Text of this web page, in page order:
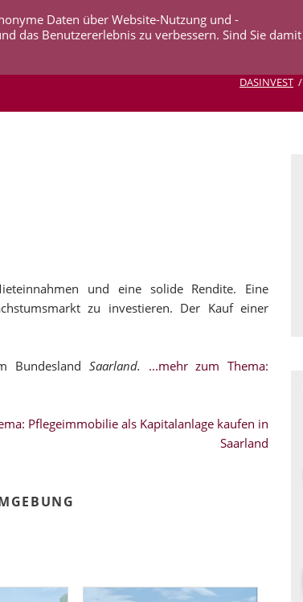
Daten über Website-Nutzung und -
das Benutzererlebnis zu verbessern. Sind Sie damit
SERVICE KOOPERATION
DASINVEST
und eine solide Rendite. Eine
zu investieren. Der Kauf einer
Bundesland Saarland. ...mehr zum Thema:
Pflegeimmobilie als Kapitalanlage kaufen in
Saarland